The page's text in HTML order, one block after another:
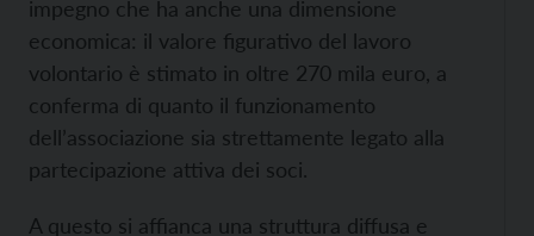
impegno che ha anche una dimensione
economica: il valore figurativo del lavoro
volontario è stimato in oltre 270 mila euro, a
conferma di quanto il funzionamento
dell’associazione sia strettamente legato alla
partecipazione attiva dei soci.
A questo si affianca una struttura diffusa e